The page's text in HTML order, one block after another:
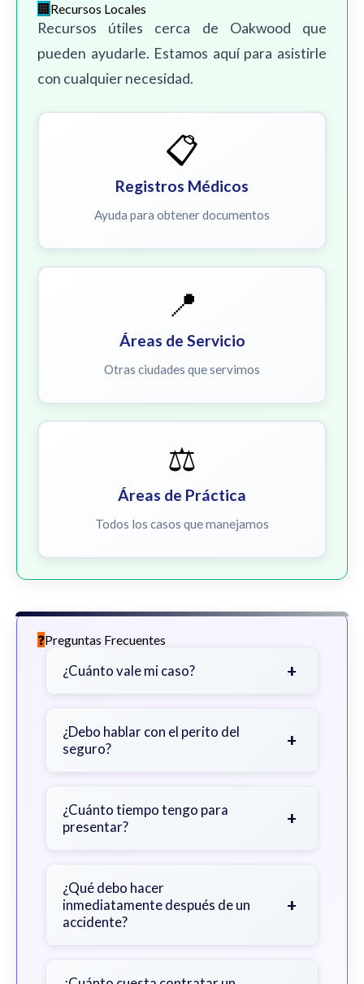
Recursos Locales
Recursos útiles cerca de Oakwood que
pueden ayudarle. Estamos aquí para asistirle
con cualquier necesidad.
📋
Registros Médicos
Ayuda para obtener documentos
📍
Áreas de Servicio
Otras ciudades que servimos
⚖️
Áreas de Práctica
Todos los casos que manejamos
Preguntas Frecuentes
¿Cuánto vale mi caso? +
gravedad de sus lesiones, facturas
médicas, tiempo fuera del trabajo y
¿Debo hablar con el perito del
seguro?
+
primero con un abogado para evitar
declaraciones que perjudiquen su
¿Cuánto tiempo tengo para
presentar?
+
con excepciones. Consulte para
obtener orientación específica.
¿Qué debo hacer
inmediatamente después de un
accidente?
+
documente la escena, no admita